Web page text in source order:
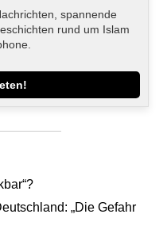
spannende
rund um Islam
„Die Gefahr